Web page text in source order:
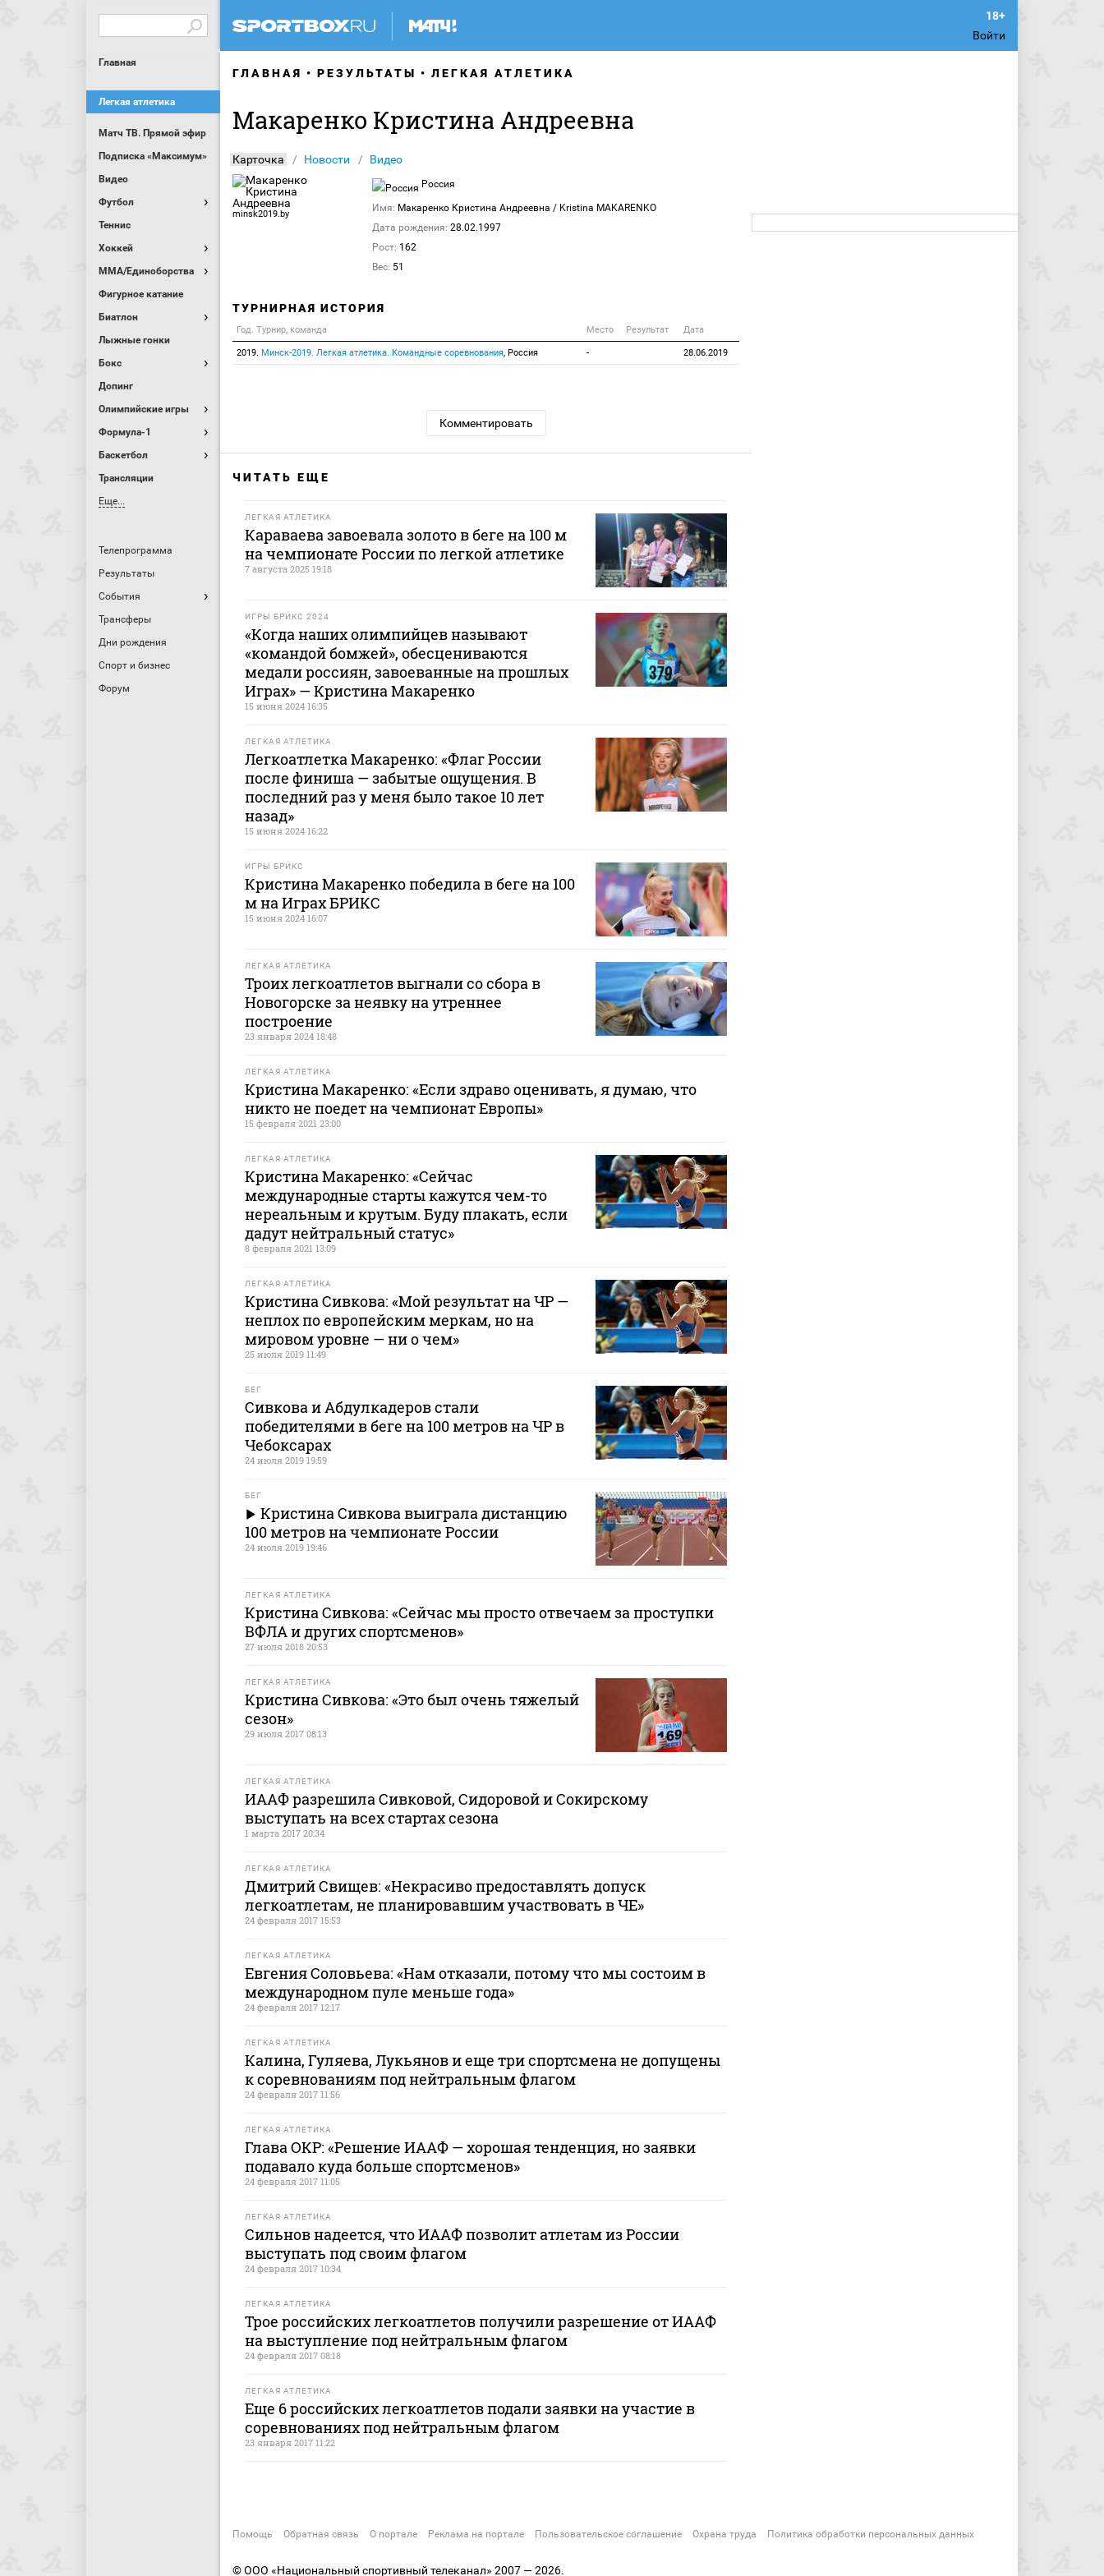
Войти
Главная
Легкая атлетика
Матч ТВ. Прямой эфир
Подписка «Максимум»
Видео
Футбол
Теннис
Хоккей
MMA/Единоборства
Фигурное катание
Биатлон
Лыжные гонки
Бокс
Допинг
Олимпийские игры
Формула-1
Баскетбол
Трансляции
Еще...
Телепрограмма
Результаты
События
Трансферы
Дни рождения
Спорт и бизнес
Форум
ГЛАВНАЯ РЕЗУЛЬТАТЫ ЛЕГКАЯ АТЛЕТИКА
Макаренко Кристина Андреевна
Карточка Новости Видео
minsk2019.by
Россия
Имя: Макаренко Кристина Андреевна / Kristina MAKARENKO
Дата рождения: 28.02.1997
Рост: 162
Вес: 51
ТУРНИРНАЯ ИСТОРИЯ
Год. Турнир, команда Место Результат Дата
2019. Минск-2019. Легкая атлетика. Командные соревнования, Россия - 28.06.2019
Комментировать
ЧИТАТЬ ЕЩЕ
ЛЕГКАЯ АТЛЕТИКА
Караваева завоевала золото в беге на 100 м
на чемпионате России по легкой атлетике
7 августа 2025 19:18
ИГРЫ БРИКС 2024
«Когда наших олимпийцев называют
«командой бомжей», обесцениваются
медали россиян, завоеванные на прошлых
Играх» — Кристина Макаренко
15 июня 2024 16:35
ЛЕГКАЯ АТЛЕТИКА
Легкоатлетка Макаренко: «Флаг России
после финиша — забытые ощущения. В
последний раз у меня было такое 10 лет
назад»
15 июня 2024 16:22
ИГРЫ БРИКС
Кристина Макаренко победила в беге на 100
м на Играх БРИКС
15 июня 2024 16:07
ЛЕГКАЯ АТЛЕТИКА
Троих легкоатлетов выгнали со сбора в
Новогорске за неявку на утреннее
построение
23 января 2024 18:48
ЛЕГКАЯ АТЛЕТИКА
Кристина Макаренко: «Если здраво оценивать, я думаю, что
никто не поедет на чемпионат Европы»
15 февраля 2021 23:00
ЛЕГКАЯ АТЛЕТИКА
Кристина Макаренко: «Сейчас
международные старты кажутся чем-то
нереальным и крутым. Буду плакать, если
дадут нейтральный статус»
8 февраля 2021 13:09
ЛЕГКАЯ АТЛЕТИКА
Кристина Сивкова: «Мой результат на ЧР —
неплох по европейским меркам, но на
мировом уровне — ни о чем»
25 июля 2019 11:49
БЕГ
Сивкова и Абдулкадеров стали
победителями в беге на 100 метров на ЧР в
Чебоксарах
24 июля 2019 19:59
БЕГ
Кристина Сивкова выиграла дистанцию
100 метров на чемпионате России
24 июля 2019 19:46
ЛЕГКАЯ АТЛЕТИКА
Кристина Сивкова: «Сейчас мы просто отвечаем за проступки
ВФЛА и других спортсменов»
27 июля 2018 20:53
ЛЕГКАЯ АТЛЕТИКА
Кристина Сивкова: «Это был очень тяжелый
сезон»
29 июля 2017 08:13
ЛЕГКАЯ АТЛЕТИКА
ИААФ разрешила Сивковой, Сидоровой и Сокирскому
выступать на всех стартах сезона
1 марта 2017 20:34
ЛЕГКАЯ АТЛЕТИКА
Дмитрий Свищев: «Некрасиво предоставлять допуск
легкоатлетам, не планировавшим участвовать в ЧЕ»
24 февраля 2017 15:53
ЛЕГКАЯ АТЛЕТИКА
Евгения Соловьева: «Нам отказали, потому что мы состоим в
международном пуле меньше года»
24 февраля 2017 12:17
ЛЕГКАЯ АТЛЕТИКА
Калина, Гуляева, Лукьянов и еще три спортсмена не допущены
к соревнованиям под нейтральным флагом
24 февраля 2017 11:56
ЛЕГКАЯ АТЛЕТИКА
Глава ОКР: «Решение ИААФ — хорошая тенденция, но заявки
подавало куда больше спортсменов»
24 февраля 2017 11:05
ЛЕГКАЯ АТЛЕТИКА
Сильнов надеется, что ИААФ позволит атлетам из России
выступать под своим флагом
24 февраля 2017 10:34
ЛЕГКАЯ АТЛЕТИКА
Трое российских легкоатлетов получили разрешение от ИААФ
на выступление под нейтральным флагом
24 февраля 2017 08:18
ЛЕГКАЯ АТЛЕТИКА
Еще 6 российских легкоатлетов подали заявки на участие в
соревнованиях под нейтральным флагом
23 января 2017 11:22
Помощь Обратная связь О портале Реклама на портале Пользовательское соглашение Охрана труда Политика обработки персональных данных
© ООО «Национальный спортивный телеканал» 2007 — 2026.